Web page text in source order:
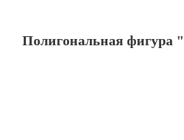
Полигональная фигура